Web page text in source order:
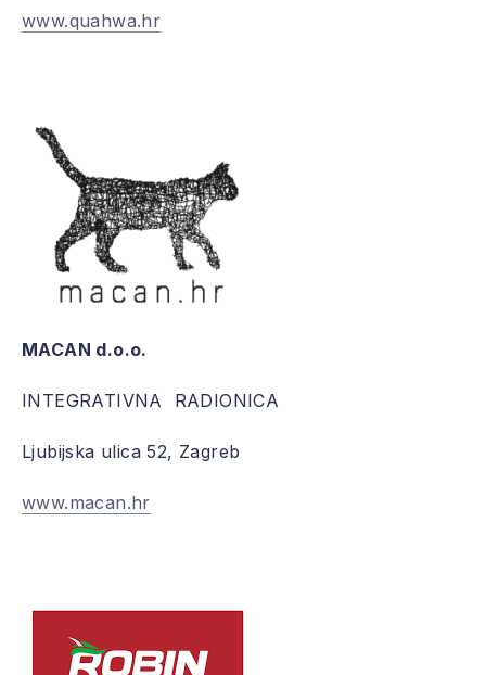
www.quahwa.hr
MACAN d.o.o.
INTEGRATIVNA RADIONICA
Ljubijska ulica 52, Zagreb
www.macan.hr